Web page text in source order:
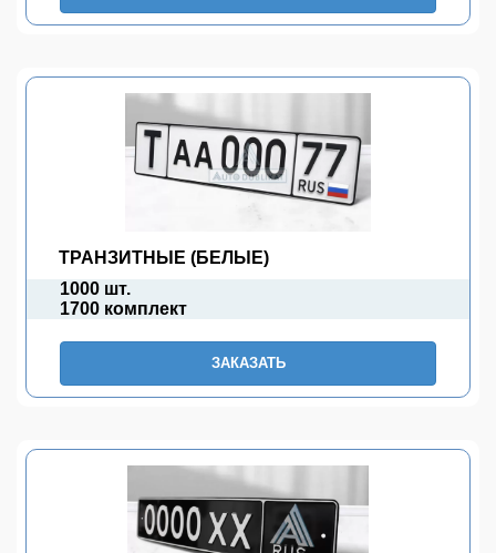
ТРАНЗИТНЫЕ (БЕЛЫЕ)
1000 шт.
1700 комплект
ЗАКАЗАТЬ